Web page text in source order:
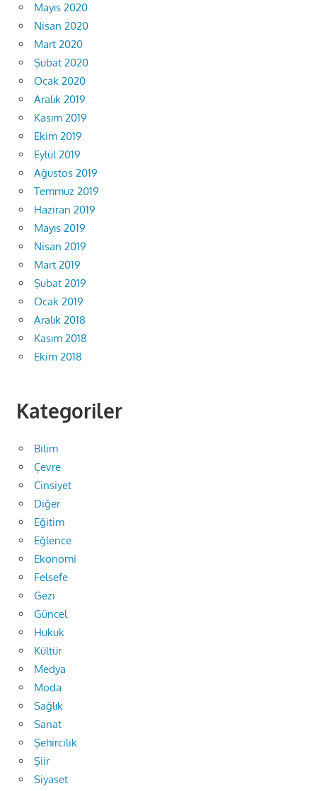
Mayıs 2020
Nisan 2020
Mart 2020
Şubat 2020
Ocak 2020
Aralık 2019
Kasım 2019
Ekim 2019
Eylül 2019
Ağustos 2019
Temmuz 2019
Haziran 2019
Mayıs 2019
Nisan 2019
Mart 2019
Şubat 2019
Ocak 2019
Aralık 2018
Kasım 2018
Ekim 2018
Kategoriler
Bilim
Çevre
Cinsiyet
Diğer
Eğitim
Eğlence
Ekonomi
Felsefe
Gezi
Güncel
Hukuk
Kültür
Medya
Moda
Sağlık
Sanat
Şehircilik
Şiir
Siyaset